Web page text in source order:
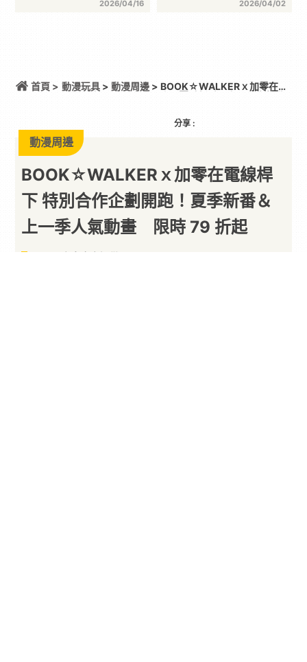
2026/04/16 2026/04/02
首頁 > 動漫玩具> 動漫周邊> BOOK☆WALKERｘ加零在電
分享 :
動漫周邊
BOOK☆WALKERｘ加零在電線桿
下 特別合作企劃開跑！夏季新番＆
上一季人氣動畫 限時 79 折起